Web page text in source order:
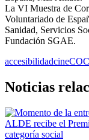
La VI Muestra de
Voluntariado de
Sanidad, Servicios
Fundación SGAE.
accesibilidadcine
Noticias
ALDE recibe el
categoría social